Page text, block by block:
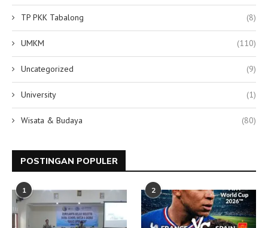
TP PKK Tabalong (8)
UMKM (110)
Uncategorized (9)
University (1)
Wisata & Budaya (80)
POSTINGAN POPULER
1 2